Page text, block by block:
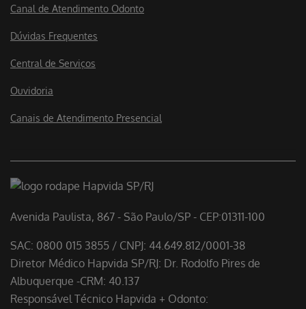
Avenida Paulista, 867 - São Paulo/SP - CEP:01311-100
SAC: 0800 015 3855 / CNPJ: 44.649.812/0001-38
Diretor Médico Hapvida SP/RJ: Dr. Rodolfo Pires de
Albuquerque -CRM: 40.137
Responsável Técnico Hapvida + Odonto:
Canal de Atendimento Odonto
Dúvidas Frequentes
Central de Serviços
Ouvidoria
Canais de Atendimento Presencial